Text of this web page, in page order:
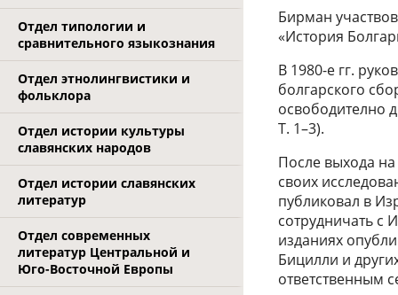
Отдел типологии и
сравнительного языкознания
Отдел этнолингвистики и
фольклора
Отдел истории культуры
славянских народов
Отдел истории славянских
литератур
Отдел современных
литератур Центральной и
Юго-Восточной Европы
Бирман
«История
В 1980-е гг.
болгарского
освободително
Т. 1–3).
После выхода
своих
публиковал в
сотрудничать с
изданиях
Бицилли и
ответственным